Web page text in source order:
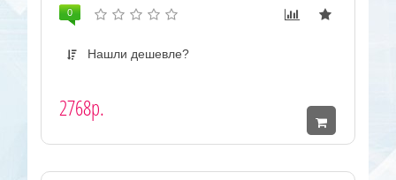
0
Нашли дешевле?
2768р.